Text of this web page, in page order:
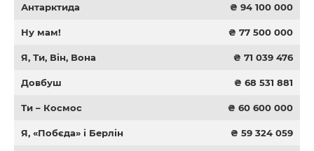
Антарктида ₴ 94 100 000
Ну мам! ₴ 77 500 000
Я, Ти, Він, Вона ₴ 71 039 476
Довбуш ₴ 68 531 881
Ти – Космос ₴ 60 600 000
Я, «Побєда» і Берлін ₴ 59 324 059